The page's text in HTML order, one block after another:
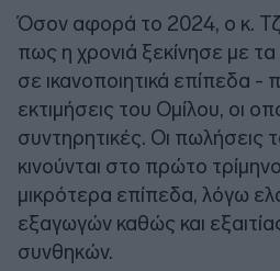
Όσον αφορά το 2024, ο κ.
πως η χρονιά ξεκίνησε με τα
σε ικανοποιητικά επίπεδα -
εκτιμήσεις του Ομίλου, οι
συντηρητικές. Οι πωλήσεις
κινούνται στο πρώτο
μικρότερα επίπεδα, λόγω
εξαγωγών καθώς και
συνθηκών.